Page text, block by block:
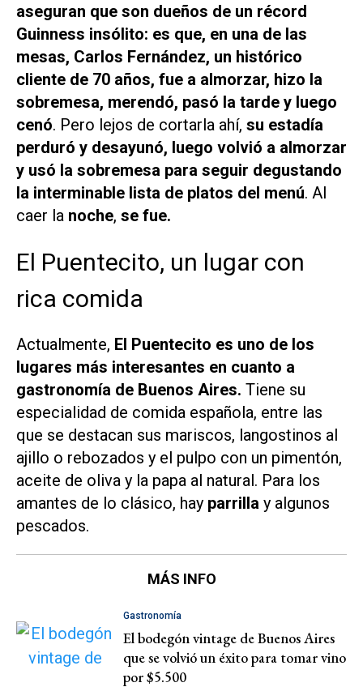
aseguran que son dueños de un récord
Guinness insólito: es que, en una de las
mesas, Carlos Fernández, un histórico
cliente de 70 años, fue a almorzar, hizo la
sobremesa, merendó, pasó la tarde y luego
cenó. Pero lejos de cortarla ahí, su estadía
perduró y desayunó, luego volvió a almorzar
y usó la sobremesa para seguir degustando
la interminable lista de platos del menú. Al
caer la noche, se fue.
El Puentecito, un lugar con
rica comida
Actualmente, El Puentecito es uno de los
lugares más interesantes en cuanto a
gastronomía de Buenos Aires. Tiene su
especialidad de comida española, entre las
que se destacan sus mariscos, langostinos al
ajillo o rebozados y el pulpo con un pimentón,
aceite de oliva y la papa al natural. Para los
amantes de lo clásico, hay parrilla y algunos
pescados.
MÁS INFO
Gastronomía
El bodegón vintage de Buenos Aires
que se volvió un éxito para tomar vino
por $5.500